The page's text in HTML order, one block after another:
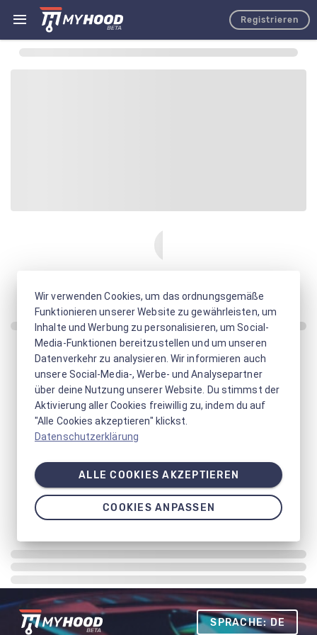
Registrieren
SPRACHE: DE
Wir verwenden Cookies, um das ordnungsgemäße
Funktionieren unserer Website zu gewährleisten, um
Inhalte und Werbung zu personalisieren, um Social-
Media-Funktionen bereitzustellen und um unseren
Datenverkehr zu analysieren. Wir informieren auch
unsere Social-Media-, Werbe- und Analysepartner
über deine Nutzung unserer Website. Du stimmst der
Aktivierung aller Cookies freiwillig zu, indem du auf
"Alle Cookies akzeptieren" klickst.
Datenschutzerklärung
ALLE COOKIES AKZEPTIEREN
COOKIES ANPASSEN